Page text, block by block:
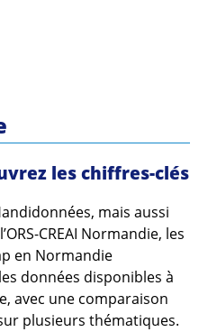
les chiffres-clés
mais aussi
CREAI Normandie, les
en Normandie
données disponibles à
avec une comparaison
plusieurs thématiques.